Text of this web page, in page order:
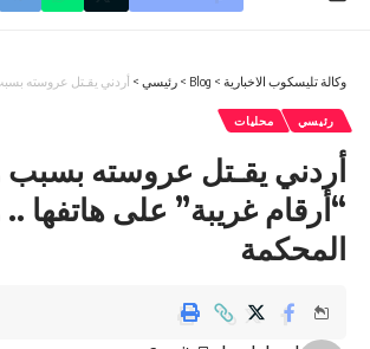
وكالة تليسكوب الاخبارية >
Blog
> رئيسي > أردني يقـتل عروسته
رئيسي محليات
أردني يقـتل عروسته بسبب
“أرقام غريبة” على هاتفها ..
المحكمة